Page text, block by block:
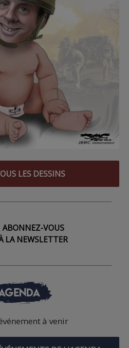
LES DESSINS
ABONNEZ-VOUS
LA NEWSLETTER
à venir